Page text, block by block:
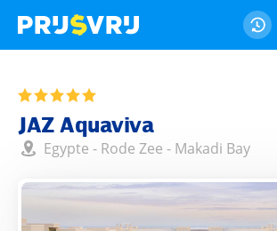
JAZ Aquaviva
Egypte - Rode Zee - Makadi Bay